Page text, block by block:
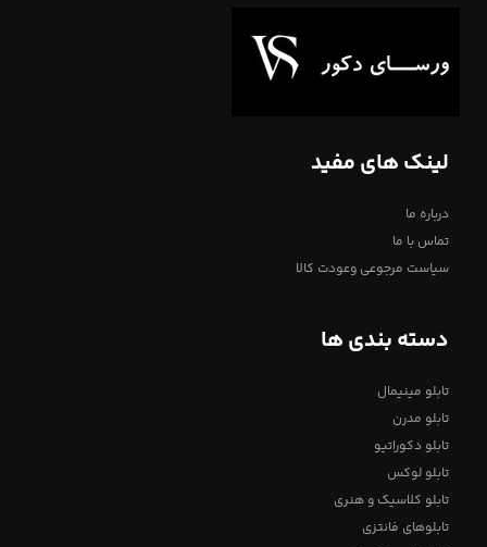
لینک های مفید
درباره ما
تماس با ما
سیاست مرجوعی وعودت کالا
دسته بندی ها
تابلو مینیمال
تابلو مدرن
تابلو دکوراتیو
تابلو لوکس
تابلو کلاسیک و هنری
تابلوهای فانتزی